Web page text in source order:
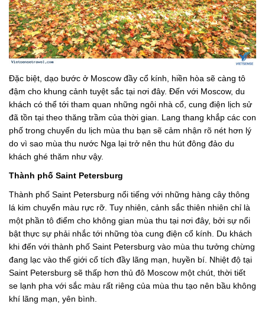
Đặc biệt, dạo bước ở Moscow đầy cổ kính, hiền hòa sẽ càng tô
đậm cho khung cảnh tuyệt sắc tại nơi đây. Đến với Moscow, du
khách có thể tới tham quan những ngôi nhà cổ, cung điện lịch sử
đã tồn tại theo thăng trầm của thời gian. Lang thang khắp các con
phố trong chuyến du lịch mùa thu bạn sẽ cảm nhận rõ nét hơn lý
do vì sao mùa thu nước Nga lại trở nên thu hút đông đảo du
khách ghé thăm như vậy.
Thành phố Saint Petersburg
Thành phố Saint Petersburg nổi tiếng với những hàng cây thông
lá kim chuyển màu rực rỡ. Tuy nhiên, cảnh sắc thiên nhiên chỉ là
một phần tô điểm cho không gian mùa thu tại nơi đây, bởi sự nổi
bật thực sự phải nhắc tới những tòa cung điện cổ kính. Du khách
khi đến với thành phố Saint Petersburg vào mùa thu tưởng chừng
đang lạc vào thế giới cổ tích đầy lãng mạn, huyền bí. Nhiệt độ tại
Saint Petersburg sẽ thấp hơn thủ đô Moscow một chút, thời tiết
se lạnh pha với sắc màu rất riêng của mùa thu tạo nên bầu không
khí lãng mạn, yên bình.